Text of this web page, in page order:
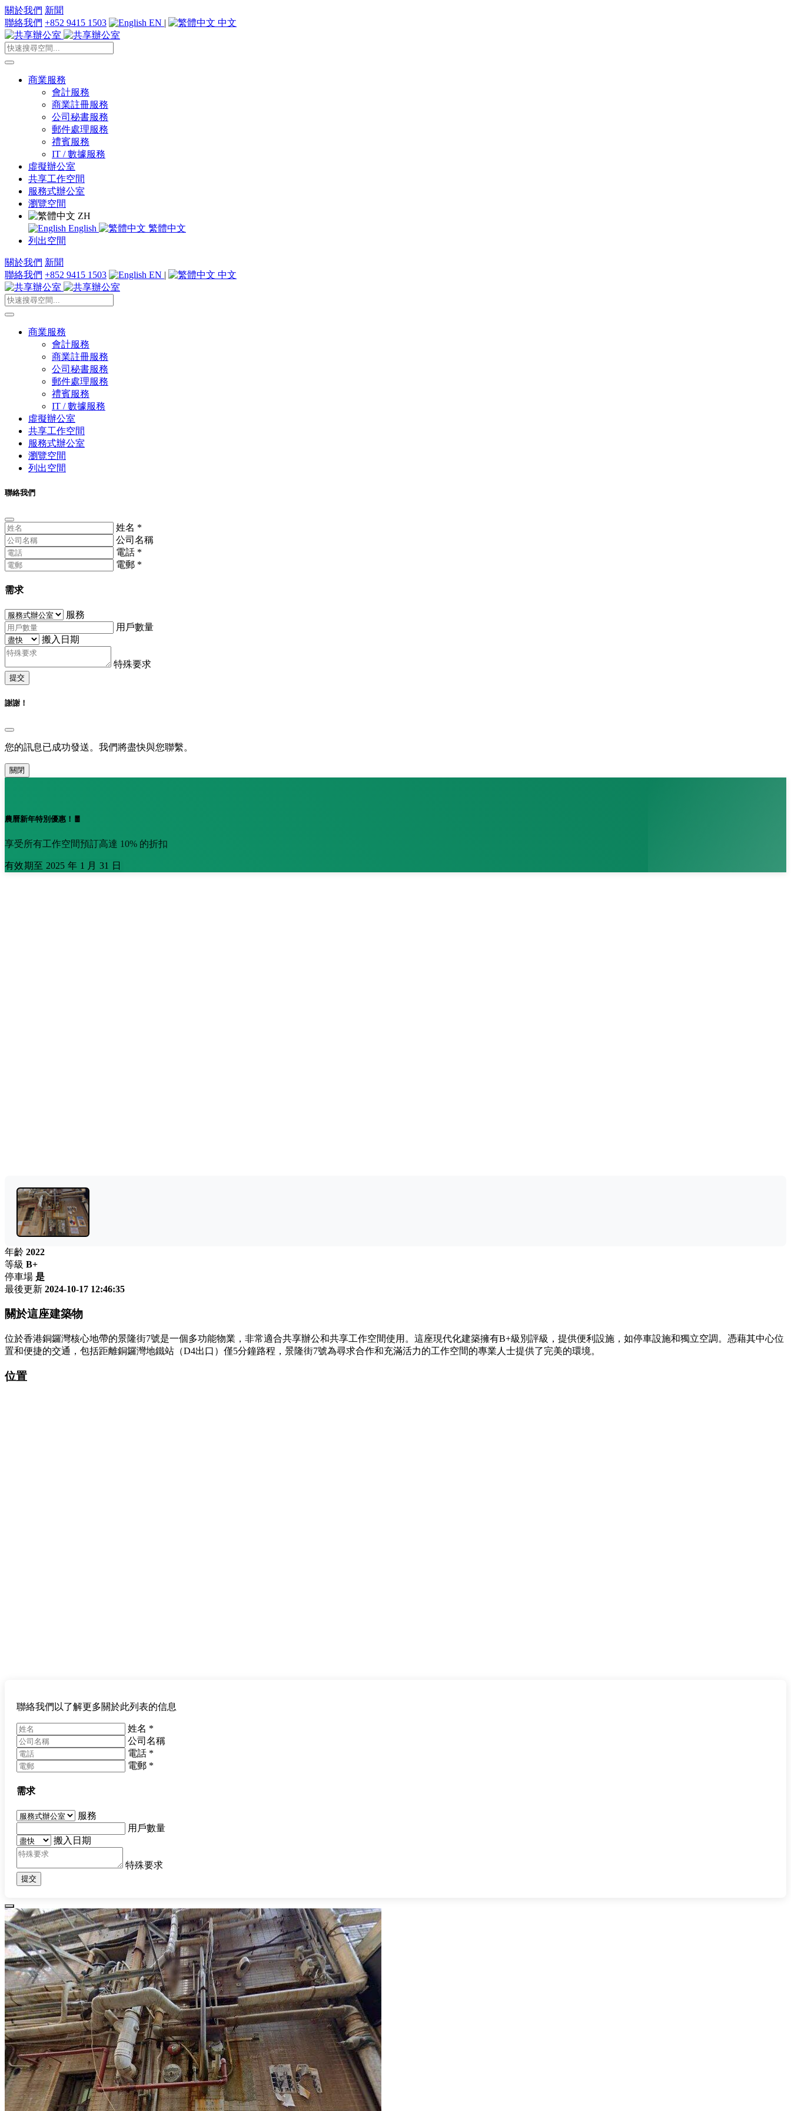
關於我們 新聞
聯絡我們 +852 9415 1503 EN | 中文
商業服務
會計服務
商業註冊服務
公司秘書服務
郵件處理服務
禮賓服務
IT / 數據服務
虛擬辦公室
共享工作空間
服務式辦公室
瀏覽空間
ZH
English
繁體中文
列出空間
關於我們 新聞
聯絡我們 +852 9415 1503 EN | 中文
商業服務
會計服務
商業註冊服務
公司秘書服務
郵件處理服務
禮賓服務
IT / 數據服務
虛擬辦公室
共享工作空間
服務式辦公室
瀏覽空間
列出空間
聯絡我們
姓名 *
公司名稱
電話 *
電郵 *
需求
服務
用戶數量
搬入日期
特殊要求
提交
謝謝！
您的訊息已成功發送。我們將盡快與您聯繫。
關閉
農曆新年特別優惠！🧧
享受所有工作空間預訂高達 10% 的折扣
有效期至 2025 年 1 月 31 日
年齡 2022
等級 B+
停車場 是
最後更新 2024-10-17 12:46:35
關於這座建築物
位於香港銅鑼灣核心地帶的景隆街7號是一個多功能物業，非常適合共享辦公和共享工作空間使用。這座現代化建築擁有B+級別評級，提供便利設施，如停車設施和獨立空調。憑藉其中心位
置和便捷的交通，包括距離銅鑼灣地鐵站（D4出口）僅5分鐘路程，景隆街7號為尋求合作和充滿活力的工作空間的專業人士提供了完美的環境。
位置
聯絡我們以了解更多關於此列表的信息
姓名 *
公司名稱
電話 *
電郵 *
需求
服務
用戶數量
搬入日期
特殊要求
提交